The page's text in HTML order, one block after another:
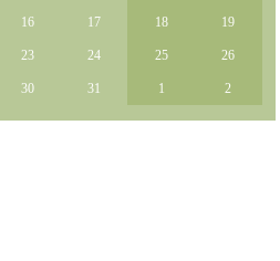
16 17 18 19
23 24 25 26
30 31 1 2